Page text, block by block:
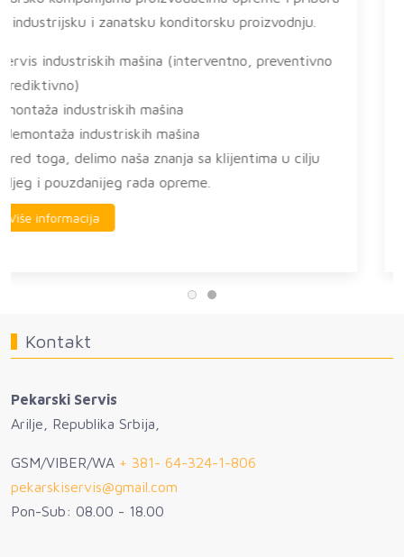
utroška energije su tri najveća razloga za
manje zastoja + manji utrošak energije + veća
produktivnost = veća zarada
postojećih mašina i opreme rešavate mnoge
probleme. Mi poznajemo tehnologije i dajemo
specifična i inovativna rešenja u okviru tehnoloških
Kontakt
Pekarski Servis
Arilje, Republika Srbija,
GSM/VIBER/WA + 381- 64-324-1-806
pekarskiservis@gmail.com
Pon-Sub: 08.00 - 18.00